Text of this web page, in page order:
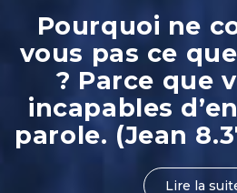
Pourquoi ne
vous pas ce
? Parce que
incapables
parole. (Jean
Lire la